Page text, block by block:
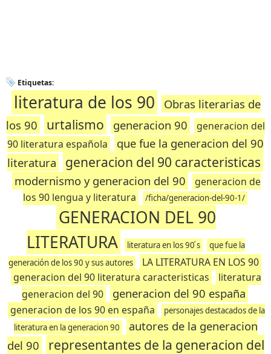
Etiquetas:
literatura de los 90
Obras literarias de
los 90
urtalismo generacion 90
generacion del
90 literatura española
que fue la generacion del 90
literatura
generacion del 90 caracteristicas
modernismo y generacion del 90
generacion de
los 90 lengua y literatura
/ficha/generacion-del-90-1/
GENERACION DEL 90
LITERATURA
literatura en los 90 ́s
que fue la
generación de los 90 y sus autores
LA LITERATURA EN LOS 90
generacion del 90 literatura caracteristicas
literatura
generacion del 90
generacion del 90 españa
generacion de los 90 en españa
personajes destacados de la
literatura en la generacion 90
autores de la generacion
del 90
representantes de la generacion del